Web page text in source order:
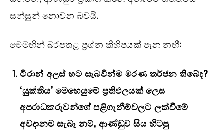
සන්සුන් නොවන බවයි.
මෙමඟින් බරපතළ ප්‍රශ්න කිහිපයක් පැන නඟී:
ටිරාන් අලස් හට සැබවින්ම මරණ තර්ජන තිබේද?
‘යුක්තිය’ මෙහෙයුමේ ප්‍රතිඵලයක් ලෙස
අපරාධකරුවන්ගේ පළිගැනීම්වලට ලක්වීමේ
අවදානම සැබෑ නම්, ආණ්ඩුව සිය හිටපු